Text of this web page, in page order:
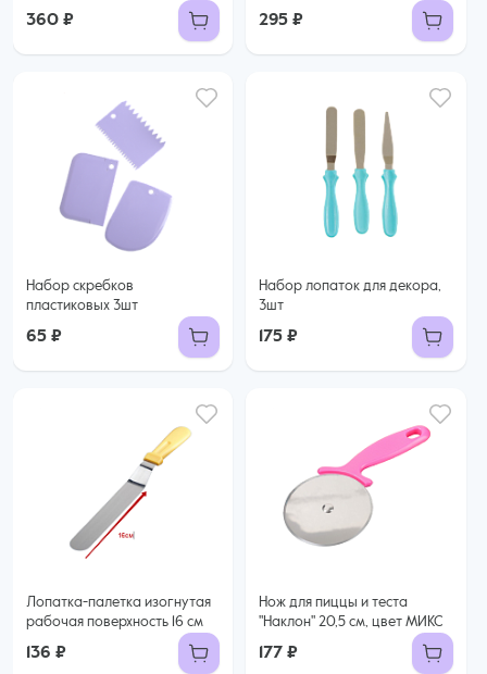
360 ₽ 295 ₽
Набор скребков
пластиковых 3шт
65 ₽
Набор лопаток для декора,
3шт
175 ₽
Лопатка-палетка изогнутая
рабочая поверхность 16 см
136 ₽
Нож для пиццы и теста
"Наклон" 20,5 см, цвет МИКС
177 ₽